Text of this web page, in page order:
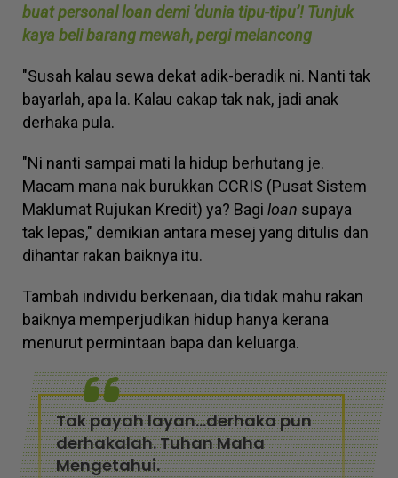
buat personal loan demi ‘dunia tipu-tipu’! Tunjuk
kaya beli barang mewah, pergi melancong
"Susah kalau sewa dekat adik-beradik ni. Nanti tak
bayarlah, apa la. Kalau cakap tak nak, jadi anak
derhaka pula.
"Ni nanti sampai mati la hidup berhutang je.
Macam mana nak burukkan CCRIS (Pusat Sistem
Maklumat Rujukan Kredit) ya? Bagi loan supaya
tak lepas," demikian antara mesej yang ditulis dan
dihantar rakan baiknya itu.
Tambah individu berkenaan, dia tidak mahu rakan
baiknya memperjudikan hidup hanya kerana
menurut permintaan bapa dan keluarga.
Tak payah layan...derhaka pun
derhakalah. Tuhan Maha
Mengetahui.